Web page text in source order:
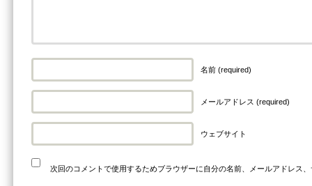
名前 (required)
メールアドレス (required)
ウェブサイト
次回のコメントで使用するためブラウザーに自分の名前、メールアドレス